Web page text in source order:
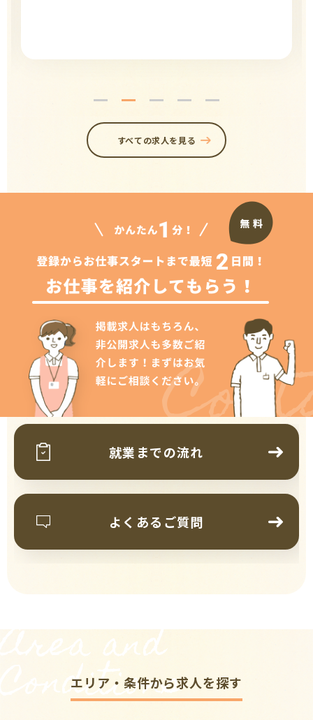
すべての求人を見る
就業までの流れ
よくあるご質問
Area and
Conditions
エリア・条件から求人を探す